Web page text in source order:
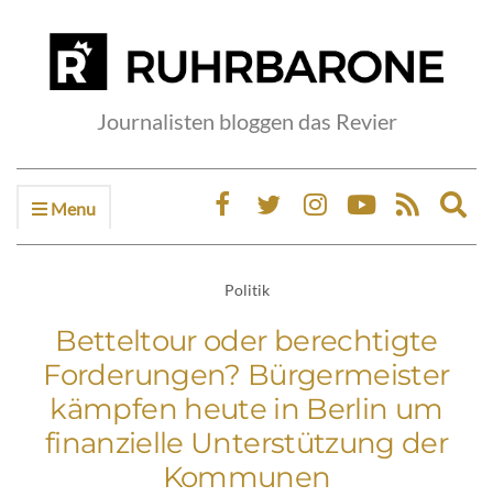
Journalisten bloggen das Revier
Menu
Politik
Betteltour oder berechtigte
Forderungen? Bürgermeister
kämpfen heute in Berlin um
finanzielle Unterstützung der
Kommunen